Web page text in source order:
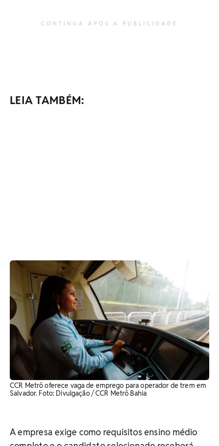
CONTINUA APÓS A PUBLICIDADE
LEIA TAMBÉM:
CCR Metrô oferece vaga de emprego para operador de trem em
Salvador. Foto: Divulgação / CCR Metrô Bahia
A empresa exige como requisitos ensino médio